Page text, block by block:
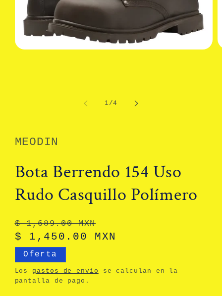
1/
de
4
MEODIN
Bota Berrendo 154 Uso
Rudo Casquillo Polímero
Precio
habitual
$ 1,689.00 MXN
de
$ 1,450.00 MXN
Oferta
Los gastos de envío
se calculan en la
pantalla de pago.